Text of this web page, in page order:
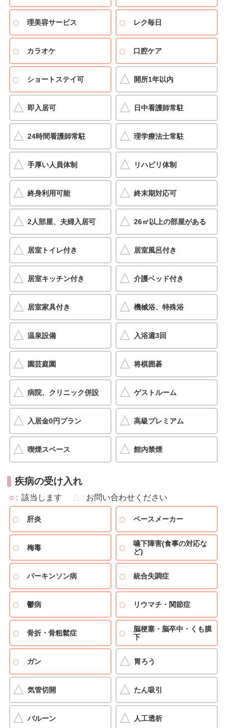
理美容サービス レク毎日
カラオケ 口腔ケア
ショートステイ可 開所1年以内
即入居可 日中看護師常駐
24時間看護師常駐 理学療法士常駐
手厚い人員体制 リハビリ体制
終身利用可能 終末期対応可
2人部屋、夫婦入居可 26㎡以上の部屋がある
居室トイレ付き 居室風呂付き
居室キッチン付き 介護ベッド付き
居室家具付き 機械浴、特殊浴
温泉設備 入浴週3回
園芸庭園 将棋囲碁
病院、クリニック併設 ゲストルーム
入居金0円プラン 高級プレミアム
喫煙スペース 館内禁煙
疾病の受け入れ
○ 該当します △ お問い合わせください
肝炎 ペースメーカー
梅毒
嚥下障害(食事の対応な
ど)
パーキンソン病 統合失調症
鬱病 リウマチ・関節症
骨折・骨粗鬆症
脳梗塞・脳卒中・くも膜
下
ガン 胃ろう
気管切開 たん吸引
バルーン 人工透析